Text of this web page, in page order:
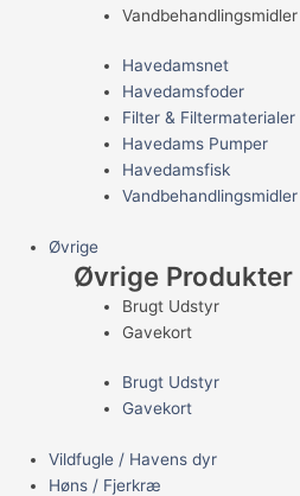
Vandbehandlingsmidler
Havedamsnet
Havedamsfoder
Filter & Filtermaterialer
Havedams Pumper
Havedamsfisk
Vandbehandlingsmidler
Øvrige
Øvrige Produkter
Brugt Udstyr
Gavekort
Brugt Udstyr
Gavekort
Vildfugle / Havens dyr
Høns / Fjerkræ